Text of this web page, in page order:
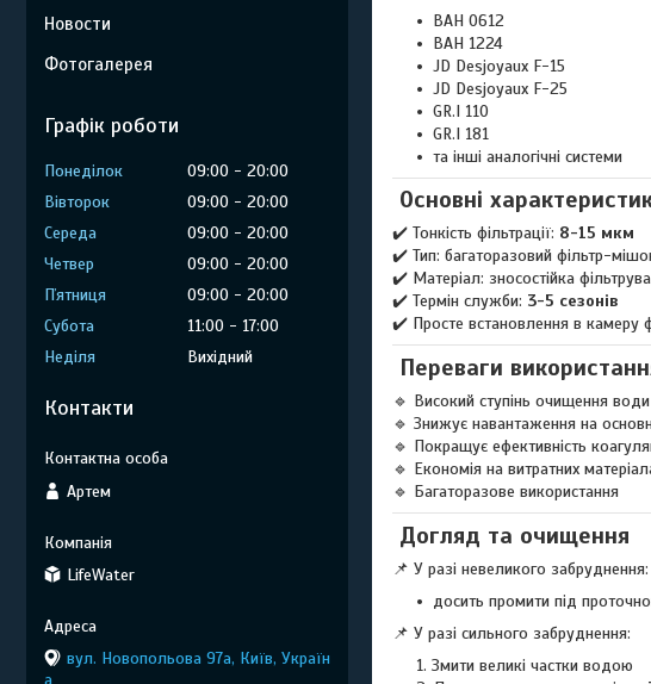
ВАН 0612
ВАН 1224
JD Desjoyaux F-15
JD Desjoyaux F-25
GR.I 110
GR.I 181
та інші аналогічні системи
Основні
✔️ Тонкість фільтрації: 8-15 мкм
✔️ Тип: багаторазовий фільтр-
✔️ Матеріал: зносостійка
✔️ Термін служби: 3-5 сезонів
✔️ Просте встановлення в камеру
Переваги
🔹 Високий ступінь очищення води
🔹 Знижує навантаження на
🔹 Покращує ефективність
🔹 Економія на витратних
🔹 Багаторазове використання
Догляд та очищення
📌 У разі невеликого забруднення:
досить промити під
📌 У разі сильного забруднення:
Змити великі частки водою
Новости
Фотогалерея
Графік роботи
Понеділок 09:00
20:00
Вівторок
09:00
20:00
Середа
09:00
20:00
Четвер
09:00
20:00
Пʼятниця
09:00
20:00
Субота
11:00
17:00
Неділя
Вихідний
Контакти
Артем
LifeWater
вул. Новопольова 97а, Київ, Україн
а